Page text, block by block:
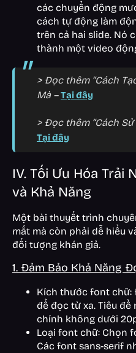
các chuyển động
cách tự động làm
trên cả hai slide. Nó
thành một video
> Đọc thêm “Cách
Mà –Tại đây
> Đọc thêm “Cách
Tại đây
IV. Tối Ưu Hóa Trải
và Khả Năng
Một bài thuyết trình
mắt mà còn phải dễ hiểu
đối tượng khán giả.
1. Đảm Bảo Khả Năng
Kích thước font chữ:
để đọc từ xa. Tiêu
chính không dưới
Loại font chữ: Chọn
Các font sans-serif